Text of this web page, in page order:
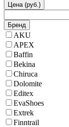
Цена (руб.)
Бренд
AKU
APEX
Baffin
Bekina
Chiruca
Dolomite
Editex
EvaShoes
Extrek
Finntrail